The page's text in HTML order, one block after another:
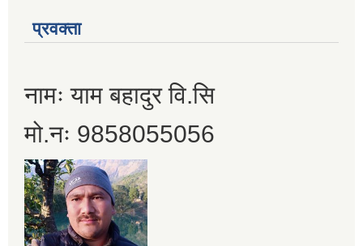
प्रवक्ता
नामः याम बहादुर वि.सि
मो.नः 9858055056